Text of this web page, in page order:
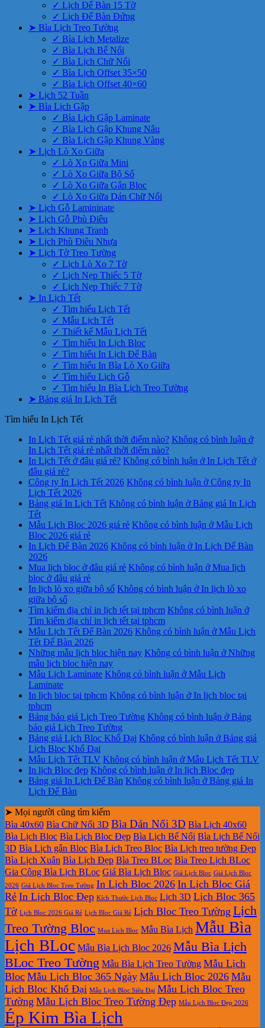
✓ Lịch Để Bàn 15 Tờ
✓ Lịch Để Bàn Đứng
➤ Bìa Lịch Treo Tường
✓ Bìa Lịch Metalize
✓ Bìa Lịch Bế Nổi
✓ Bìa Lịch Chữ Nổi
✓ Bìa Lịch Offset 35×50
✓ Bìa Lịch Offset 40×60
➤ Lịch 52 Tuần
➤ Bìa Lịch Gập
✓ Bìa Lịch Gập Laminate
✓ Bìa Lịch Gập Khung Nâu
✓ Bìa Lịch Gập Khung Vàng
➤ Lịch Lò Xo Giữa
✓ Lò Xo Giữa Mini
✓ Lò Xo Giữa Bộ Số
✓ Lò Xo Giữa Gắn Bloc
✓ Lò Xo Giữa Dán Chữ Nổi
➤ Lịch Gỗ Lamininate
➤ Lịch Gỗ Phù Điêu
➤ Lịch Khung Tranh
➤ Lịch Phù Điêu Nhựa
➤ Lịch Tờ Treo Tường
✓ Lịch Lò Xo 7 Tờ
✓ Lịch Nẹp Thiếc 5 Tờ
✓ Lịch Nẹp Thiếc 7 Tờ
➤ In Lịch Tết
✓ Tìm hiểu Lịch Tết
✓ Mẫu Lịch Tết
✓ Thiết kế Mẫu Lịch Tết
✓ Tìm hiểu In Lịch Bloc
✓ Tìm hiểu In Lịch Để Bàn
✓ Tìm hiểu In Bìa Lò Xo Giữa
✓ Tìm hiểu Lịch Gỗ
✓ Tìm hiểu In Bìa Lịch Treo Tường
➤ Bảng giá In Lịch Tết
Tìm hiểu In Lịch Tết
In Lịch Tết giá rẻ nhất thời điểm nào? Không có bình luận ở
In Lịch Tết giá rẻ nhất thời điểm nào?
In Lịch Tết ở đâu giá rẻ? Không có bình luận ở In Lịch Tết ở
đâu giá rẻ?
Công ty In Lịch Tết 2026 Không có bình luận ở Công ty In
Lịch Tết 2026
Bảng giá In Lịch Tết Không có bình luận ở Bảng giá In Lịch
Tết
Mẫu Lịch Bloc 2026 giá rẻ Không có bình luận ở Mẫu Lịch
Bloc 2026 giá rẻ
In Lịch Để Bàn 2026 Không có bình luận ở In Lịch Để Bàn
2026
Mua lịch bloc ở đâu giá rẻ Không có bình luận ở Mua lịch
bloc ở đâu giá rẻ
In lịch lò xo giữa bộ số Không có bình luận ở In lịch lò xo
giữa bộ số
Tìm kiếm địa chỉ in lịch tết tại tphcm Không có bình luận ở
Tìm kiếm địa chỉ in lịch tết tại tphcm
Mẫu Lịch Tết Để Bàn 2026 Không có bình luận ở Mẫu Lịch
Tết Để Bàn 2026
Những mẫu lịch bloc hiện nay Không có bình luận ở Những
mẫu lịch bloc hiện nay
Mẫu Lịch Laminate Không có bình luận ở Mẫu Lịch
Laminate
In lịch bloc tại tphcm Không có bình luận ở In lịch bloc tại
tphcm
Bảng báo giá Lịch Treo Tường Không có bình luận ở Bảng
báo giá Lịch Treo Tường
Bảng giá Lịch Bloc Khổ Đại Không có bình luận ở Bảng giá
Lịch Bloc Khổ Đại
Mẫu Lịch Tết TLV Không có bình luận ở Mẫu Lịch Tết TLV
In lịch Bloc đẹp Không có bình luận ở In lịch Bloc đẹp
Bảng giá In Lịch Để Bàn Không có bình luận ở Bảng giá In
Lịch Để Bàn
➤ Mọi người cũng tìm kiếm
Bìa 40x60 Bìa Chữ Nổi 3D Bìa Dán Nổi 3D Bìa Lịch 40x60
Bìa Lịch Bloc Bìa Lịch Bloc Đẹp Bìa Lịch Bế Nổi Bìa Lịch Bế Nổi
3D Bìa Lịch gắn Bloc Bìa Lịch Treo Bloc Bìa Lịch treo tường Đẹp
Bìa Lịch Xuân Bìa Lịch Đẹp Bìa Treo BLoc Bìa Treo Lịch BLoc
Gia Công Bìa Lịch BLoc Giá Bìa Lịch Bloc Giá Lịch Bloc Giá Lịch Bloc
2026 Giá Lịch Bloc Treo Tường In Lịch Bloc 2026 In Lịch Bloc Giá
Rẻ In Lịch Bloc Đẹp Kích Thước Lịch Bloc Lịch 3D Lịch Bloc 365
Tờ Lịch Bloc 2026 Giá Rẻ Lịch Bloc Giá Rẻ Lịch Bloc Treo Tường Lịch
Treo Tường Bloc Mua Lich Bloc Mẫu Bìa Lịch Mẫu Bìa
Lịch BLoc Mẫu Bìa Lịch Bloc 2026 Mẫu Bìa Lịch
BLoc Treo Tường Mẫu Bìa Lịch Treo Tường Mẫu Lịch
Bloc Mẫu Lịch Bloc 365 Ngày Mẫu Lịch Bloc 2026 Mẫu
Lịch Bloc Khổ Đại Mẫu Lịch Bloc Siêu Đại Mẫu Lịch Bloc Treo
Tường Mẫu Lịch Bloc Treo Tường Đẹp Mẫu Lịch Bloc Đẹp 2026
Ép Kim Bìa Lịch